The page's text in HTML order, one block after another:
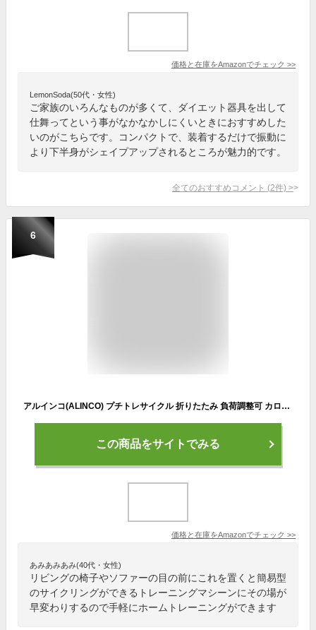
価格と在庫をAmazonでチェック >>
LemonSoda(50代・女性)
ご家族のいろんなものが多くて、ダイエット器具を出して
仕舞ってという事がなかなかしにくいときにおすすめした
いのがこちらです。コンパクトで、装着するだけで振動に
より下半身がシェイプアップされるところが魅力的です。
全てのおすすめコメント (2件) >
6
アルインコ(ALINCO) プチトレサイクル 折りたたみ 負荷調整可 カロリー計算 AFB2017R ブラック
この商品をサイトでみる
価格と在庫をAmazonでチェック >>
あみあみあみ(40代・女性)
リビングの椅子やソファーの目の前にこれを置くと簡易型
のサイクリングができるトレーニングマシーンにその場が
早変わりするので手軽にホームトレーニングができます